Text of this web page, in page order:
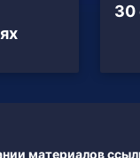
30
материалов